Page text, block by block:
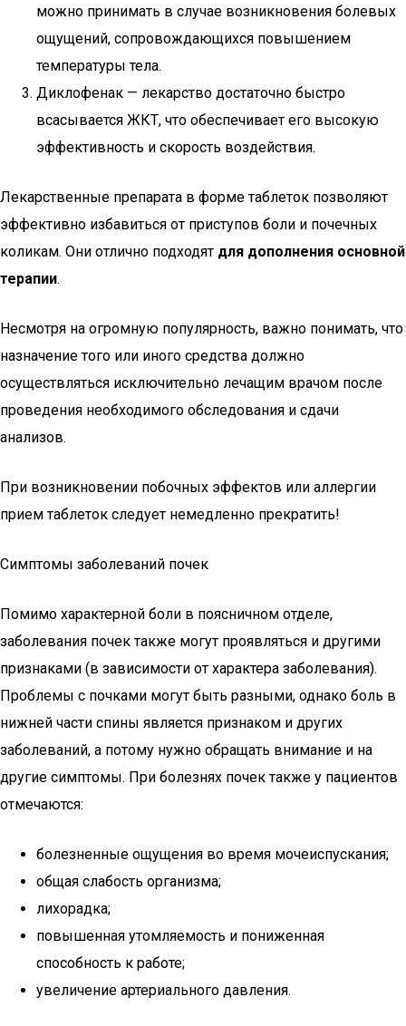
можно принимать в случае возникновения болевых
ощущений, сопровождающихся повышением
температуры тела.
Диклофенак — лекарство достаточно быстро
всасывается ЖКТ, что обеспечивает его высокую
эффективность и скорость воздействия.
Лекарственные препарата в форме таблеток позволяют
эффективно избавиться от приступов боли и почечных
коликам. Они отлично подходят для дополнения основной
терапии.
Несмотря на огромную популярность, важно понимать, что
назначение того или иного средства должно
осуществляться исключительно лечащим врачом после
проведения необходимого обследования и сдачи
анализов.
При возникновении побочных эффектов или аллергии
прием таблеток следует немедленно прекратить!
Симптомы заболеваний почек
Помимо характерной боли в поясничном отделе,
заболевания почек также могут проявляться и другими
признаками (в зависимости от характера заболевания).
Проблемы с почками могут быть разными, однако боль в
нижней части спины является признаком и других
заболеваний, а потому нужно обращать внимание и на
другие симптомы. При болезнях почек также у пациентов
отмечаются:
болезненные ощущения во время мочеиспускания;
общая слабость организма;
лихорадка;
повышенная утомляемость и пониженная
способность к работе;
увеличение артериального давления.